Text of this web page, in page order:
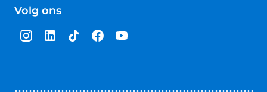
van
sterren
Volg ons